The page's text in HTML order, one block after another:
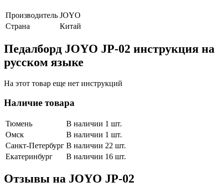
Производитель JOYO
Страна
Китай
Педалборд JOYO JP-02 инструкция на
русском языке
На этот товар еще нет инструкций
Наличие товара
Тюмень
В наличии 1 шт.
Омск
В наличии 1 шт.
Санкт-Петербург В наличии 22 шт.
Екатеринбург
В наличии 16 шт.
Отзывы на JOYO JP-02